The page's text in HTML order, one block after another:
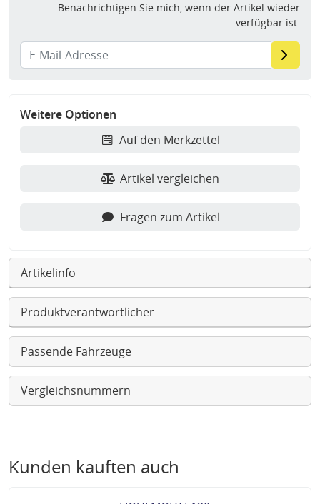
Benachrichtigen Sie mich, wenn der Artikel wieder
verfügbar ist.
Weitere Optionen
Auf den Merkzettel
Artikel vergleichen
Fragen zum Artikel
Artikelinfo
Produktverantwortlicher
Passende Fahrzeuge
Vergleichsnummern
Kunden kauften auch